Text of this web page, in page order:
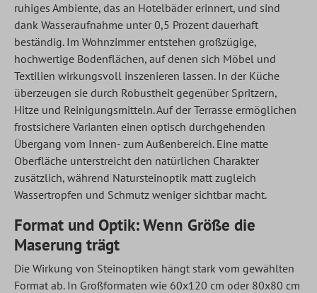
ruhiges Ambiente, das an Hotelbäder erinnert, und sind
dank Wasseraufnahme unter 0,5 Prozent dauerhaft
beständig. Im Wohnzimmer entstehen großzügige,
hochwertige Bodenflächen, auf denen sich Möbel und
Textilien wirkungsvoll inszenieren lassen. In der Küche
überzeugen sie durch Robustheit gegenüber Spritzern,
Hitze und Reinigungsmitteln. Auf der Terrasse ermöglichen
frostsichere Varianten einen optisch durchgehenden
Übergang vom Innen- zum Außenbereich. Eine matte
Oberfläche unterstreicht den natürlichen Charakter
zusätzlich, während Natursteinoptik matt zugleich
Wassertropfen und Schmutz weniger sichtbar macht.
Format und Optik: Wenn Größe die
Maserung trägt
Die Wirkung von Steinoptiken hängt stark vom gewählten
Format ab. In Großformaten wie 60x120 cm oder 80x80 cm